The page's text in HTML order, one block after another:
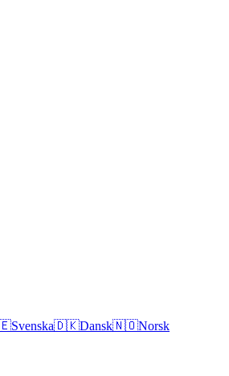
Svenska🇩🇰Dansk🇳🇴Norsk